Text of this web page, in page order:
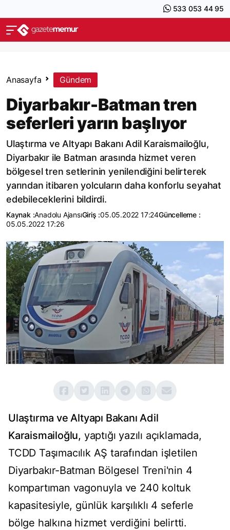
533 053 44 95
Anasayfa Gündem
Diyarbakır-Batman tren
seferleri yarın başlıyor
Ulaştırma ve Altyapı Bakanı Adil Karaismailoğlu,
Diyarbakır ile Batman arasında hizmet veren
bölgesel tren setlerinin yenilendiğini belirterek
yarından itibaren yolcuların daha konforlu seyahat
edebileceklerini bildirdi.
Kaynak :Anadolu AjansıGiriş :05.05.2022 17:24Güncelleme :
05.05.2022 17:26
Ulaştırma ve Altyapı Bakanı Adil
Karaismailoğlu, yaptığı yazılı açıklamada,
TCDD Taşımacılık AŞ tarafından işletilen
Diyarbakır-Batman Bölgesel Treni'nin 4
kompartıman vagonuyla ve 240 koltuk
kapasitesiyle, günlük karşılıklı 4 seferle
bölge halkına hizmet verdiğini belirtti.